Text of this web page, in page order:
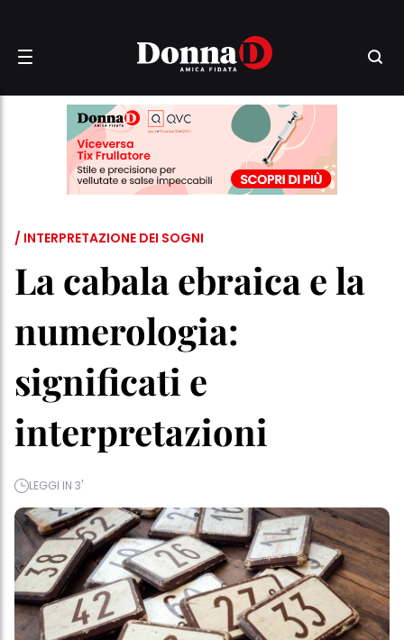
/ INTERPRETAZIONE DEI SOGNI
La cabala ebraica e la
numerologia:
significati e
interpretazioni
LEGGI IN 3'